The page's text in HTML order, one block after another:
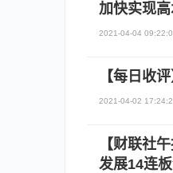
加快实现
2021-04-04
【每日收
2021-04-02
【财联社
发展14连